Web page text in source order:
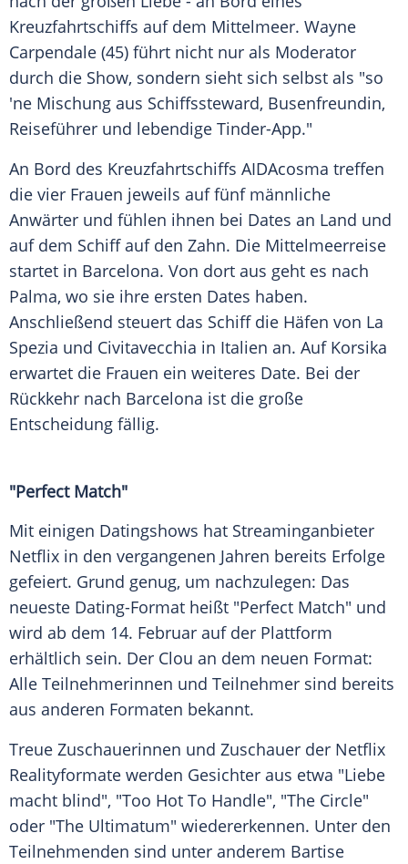
Kreuzfahrtschiffs auf dem Mittelmeer. Wayne
Carpendale (45) führt nicht nur als Moderator
durch die Show, sondern sieht sich selbst als "so
'ne Mischung aus Schiffssteward, Busenfreundin,
Reiseführer und lebendige Tinder-App."
An Bord des Kreuzfahrtschiffs AIDAcosma treffen
die vier Frauen jeweils auf fünf männliche
Anwärter und fühlen ihnen bei Dates an Land und
auf dem Schiff auf den Zahn. Die Mittelmeerreise
startet in Barcelona. Von dort aus geht es nach
Palma, wo sie ihre ersten Dates haben.
Anschließend steuert das Schiff die Häfen von La
Spezia und Civitavecchia in Italien an. Auf Korsika
erwartet die Frauen ein weiteres Date. Bei der
Rückkehr nach Barcelona ist die große
Entscheidung fällig.
"Perfect Match"
Mit einigen Datingshows hat Streaminganbieter
Netflix in den vergangenen Jahren bereits Erfolge
gefeiert. Grund genug, um nachzulegen: Das
neueste Dating-Format heißt "Perfect Match" und
wird ab dem 14. Februar auf der Plattform
erhältlich sein. Der Clou an dem neuen Format:
Alle Teilnehmerinnen und Teilnehmer sind bereits
aus anderen Formaten bekannt.
Treue Zuschauerinnen und Zuschauer der Netflix
Realityformate werden Gesichter aus etwa "Liebe
macht blind", "Too Hot To Handle", "The Circle"
oder "The Ultimatum" wiedererkennen. Unter den
Teilnehmenden sind unter anderem Bartise